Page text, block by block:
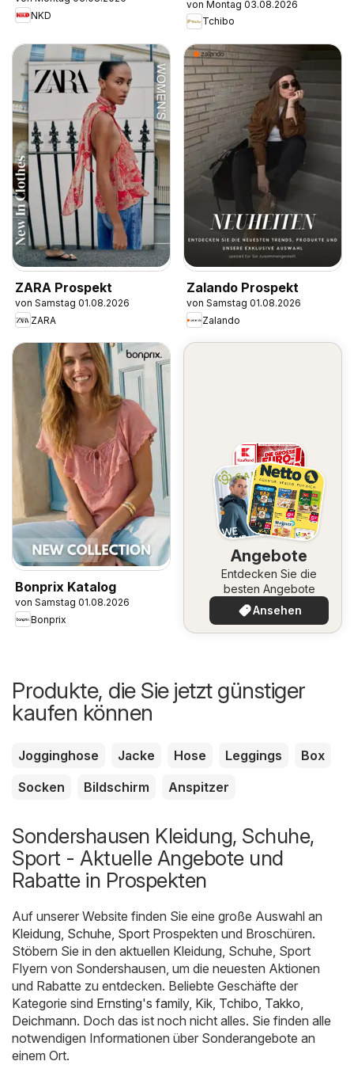
NKD
von Montag 03.08.2026
Tchibo
ZARA Prospekt
von Samstag 01.08.2026
ZARA
Zalando Prospekt
von Samstag 01.08.2026
Zalando
Bonprix Katalog
von Samstag 01.08.2026
Bonprix
Angebote
Entdecken Sie die
besten Angebote
Ansehen
Produkte, die Sie jetzt günstiger
kaufen können
Jogginghose Jacke Hose Leggings
Box
Socken
Bildschirm Anspitzer
Sondershausen Kleidung, Schuhe,
Sport - Aktuelle Angebote und
Rabatte in Prospekten
Auf unserer Website finden Sie eine große Auswahl an
Kleidung, Schuhe, Sport Prospekten und Broschüren.
Stöbern Sie in den aktuellen Kleidung, Schuhe, Sport
Flyern von Sondershausen, um die neuesten Aktionen
und Rabatte zu entdecken. Beliebte Geschäfte der
Kategorie sind Ernsting's family, Kik, Tchibo, Takko,
Deichmann. Doch das ist noch nicht alles. Sie finden alle
notwendigen Informationen über Sonderangebote an
einem Ort.